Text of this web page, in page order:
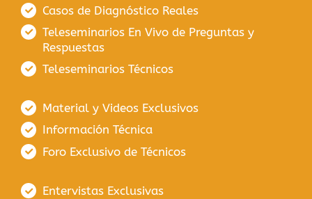
Casos de Diagnóstico Reales
Teleseminarios En Vivo de Preguntas y
Respuestas
Teleseminarios Técnicos
Material y Videos Exclusivos
Información Técnica
Foro Exclusivo de Técnicos
Entervistas Exclusivas